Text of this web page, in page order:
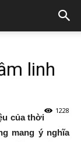
linh
1228
của thời
mang ý nghĩa